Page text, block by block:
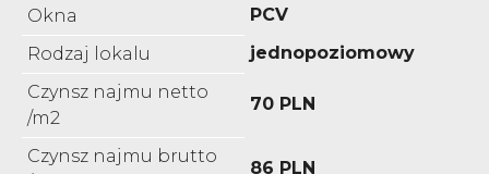
Okna
PCV
Rodzaj lokalu
jednopoziomowy
Czynsz najmu netto
/m2
70 PLN
Czynsz najmu brutto
86 PLN